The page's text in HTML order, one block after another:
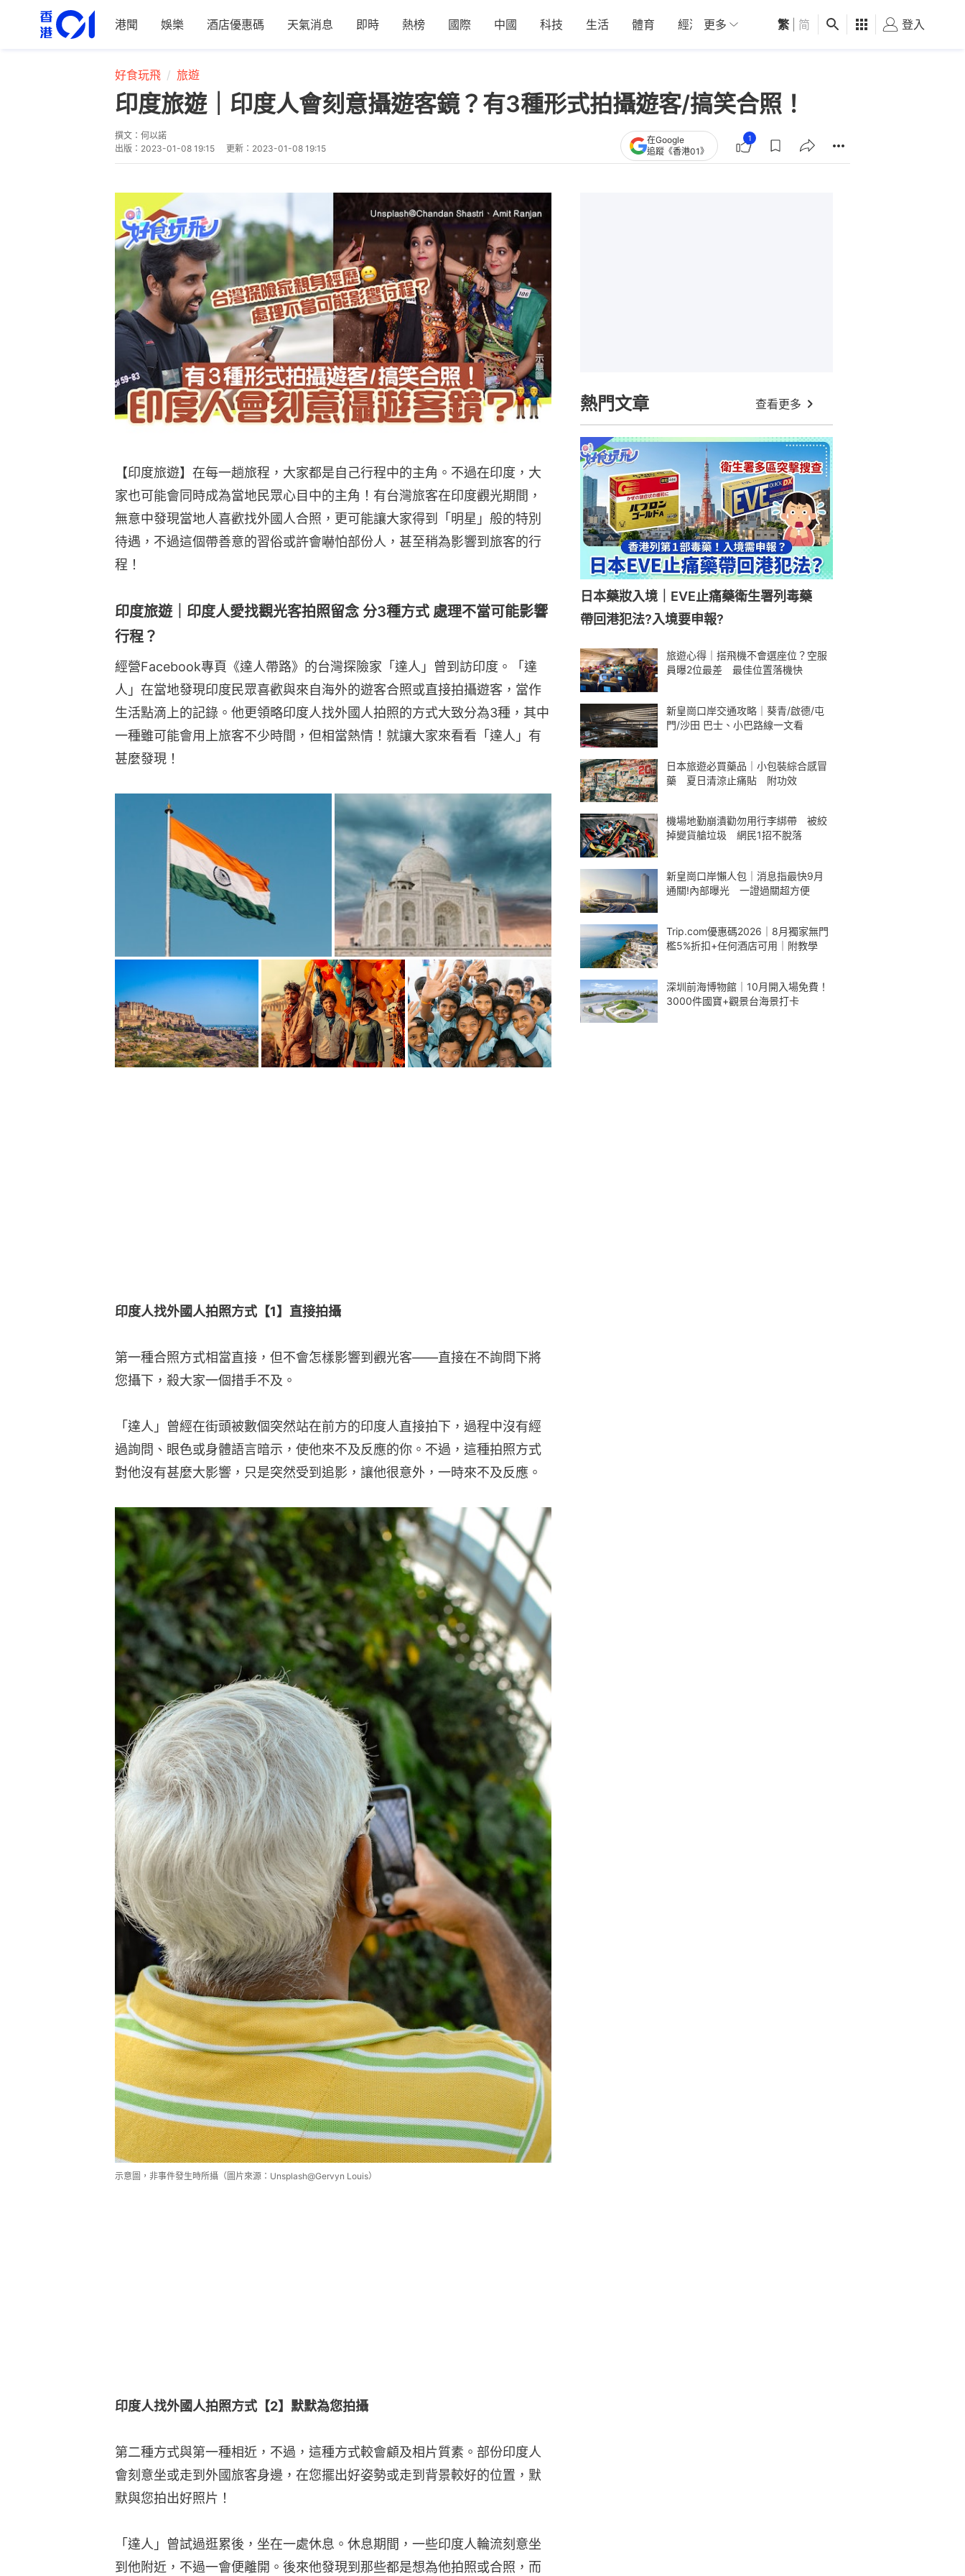
港聞 娛樂 酒店優惠碼 天氣消息 即時 熱榜 國際 中國 科技 生活 體育 經濟 01深圳 觀點 健康 好食玩飛
更多 繁 简 登入
好食玩飛 旅遊
印度旅遊｜印度人會刻意攝遊客鏡？有3種形式拍攝遊客/搞笑合照！
撰文： 何以諾
出版： 2023-01-08 19:15 更新： 2023-01-08 19:15
在Google
追蹤《香港01》
1
【印度旅遊】在每一趟旅程，大家都是自己行程中的主角。不過在印度，大
家也可能會同時成為當地民眾心目中的主角！有台灣旅客在印度觀光期間，
無意中發現當地人喜歡找外國人合照，更可能讓大家得到「明星」般的特別
待遇，不過這個帶善意的習俗或許會嚇怕部份人，甚至稍為影響到旅客的行
程！
印度旅遊｜印度人愛找觀光客拍照留念 分3種方式 處理不當可能影響
行程？
經營Facebook專頁《達人帶路》的台灣探險家「達人」曾到訪印度。「達
人」在當地發現印度民眾喜歡與來自海外的遊客合照或直接拍攝遊客，當作
生活點滴上的記錄。他更領略印度人找外國人拍照的方式大致分為3種，其中
一種雖可能會用上旅客不少時間，但相當熱情！就讓大家來看看「達人」有
甚麼發現！
印度人找外國人拍照方式【1】直接拍攝
第一種合照方式相當直接，但不會怎樣影響到觀光客——直接在不詢問下將
您攝下，殺大家一個措手不及。
「達人」曾經在街頭被數個突然站在前方的印度人直接拍下，過程中沒有經
過詢問、眼色或身體語言暗示，使他來不及反應的你。不過，這種拍照方式
對他沒有甚麼大影響，只是突然受到追影，讓他很意外，一時來不及反應。
示意圖，非事件發生時所攝（圖片來源：Unsplash@Gervyn Louis）
印度人找外國人拍照方式【2】默默為您拍攝
第二種方式與第一種相近，不過，這種方式較會顧及相片質素。部份印度人
會刻意坐或走到外國旅客身邊，在您擺出好姿勢或走到背景較好的位置，默
默與您拍出好照片！
「達人」曾試過逛累後，坐在一處休息。休息期間，一些印度人輪流刻意坐
到他附近，不過一會便離開。後來他發現到那些都是想為他拍照或合照，而
熱門文章 查看更多
日本藥妝入境｜EVE止痛藥衛生署列毒藥
帶回港犯法?入境要申報?
旅遊心得｜搭飛機不會選座位？空服
員曝2位最差 最佳位置落機快
新皇崗口岸交通攻略｜葵青/啟德/屯
門/沙田 巴士、小巴路線一文看
日本旅遊必買藥品｜小包裝綜合感冒
藥 夏日清涼止痛貼 附功效
機場地勤崩潰勸勿用行李綁帶 被絞
掉變貨艙垃圾 網民1招不脫落
新皇崗口岸懶人包｜消息指最快9月
通關!內部曝光 一證過關超方便
Trip.com優惠碼2026｜8月獨家無門
檻5%折扣+任何酒店可用｜附教學
深圳前海博物館｜10月開入場免費！
3000件國寶+觀景台海景打卡